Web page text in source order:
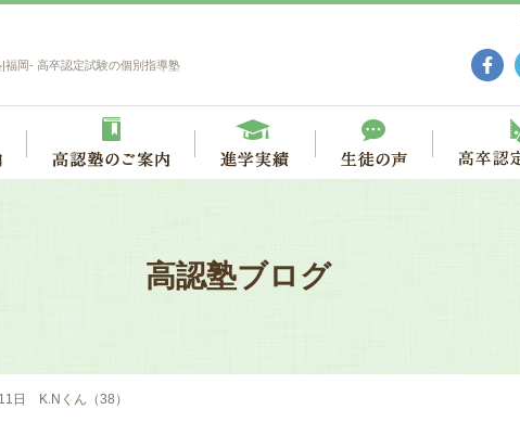
福岡- 高卒認定試験の個別指導塾
高認塾ブログ
日 K.Nくん（38）